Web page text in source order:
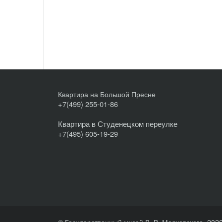
Квартира на Большой Пресне
+7(499) 255-01-86
Квартира в Студенецком переулке
+7(495) 605-19-29